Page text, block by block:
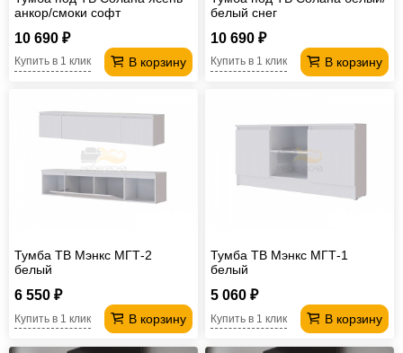
анкор/смоки софт
10 690 ₽
В корзину
Купить в 1 клик
белый снег
10 690 ₽
В корзину
Купить в 1 клик
Тумба ТВ Мэнкс МГТ-2
белый
6 550 ₽
В корзину
Купить в 1 клик
Тумба ТВ Мэнкс МГТ-1
белый
5 060 ₽
В корзину
Купить в 1 клик